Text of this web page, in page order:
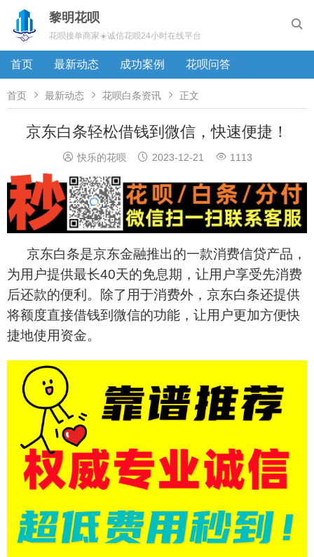

黎明花呗
花呗接单商家☀️诚信花呗24小时在线平台
首页 最新动态 成功案例 花呗问答
首页  最新动态  花呗白条资讯  正文
京东白条轻松借钱到微信，快速便捷！
 快乐的花呗  2023-12-21  1113
京东白条是京东金融推出的一款消费信贷产品，
为用户提供最长40天的免息期，让用户享受先消费
后还款的便利。除了用于消费外，京东白条还提供
将额度直接借钱到微信的功能，让用户更加方便快
捷地使用资金。